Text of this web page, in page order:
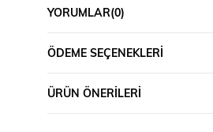
YORUMLAR(0)
ÖDEME SEÇENEKLERI
ÜRÜN ÖNERILERI